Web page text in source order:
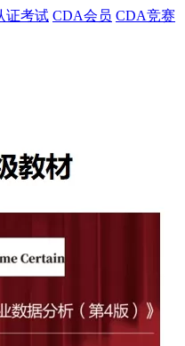
证考试 CDA会员 CDA竞赛